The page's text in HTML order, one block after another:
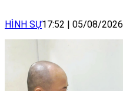
HÌNH SỰ17:52 | 05/08/2026